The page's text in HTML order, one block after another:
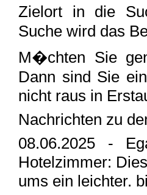
Zielort in die
Suche wird das
M�chten Sie
Dann sind Sie
nicht raus in
Nachrichten zu
08.06.2025 -
Hotelzimmer:
ums ein leichter.